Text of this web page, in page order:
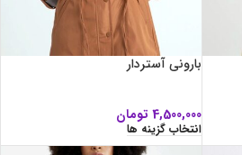
بارونی آستردار
4,500,000 تومان
انتخاب گزینه ها